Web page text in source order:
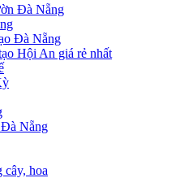
Đà Nẵng
Đà Nẵng
Hội An giá rẻ nhất
Nẵng
cây, hoa